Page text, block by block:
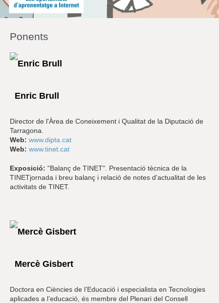
u
Ponents
Enric Brull
Director de l'Àrea de Coneixement i Qualitat de la Diputació de
Tarragona.
Web: www.dipta.cat
Web: www.tinet.cat
Exposició: "Balanç de TINET". Presentació tècnica de la
TINETjornada i breu balanç i relació de notes d'actualitat de les
activitats de TINET.
Mercè Gisbert
Doctora en Ciències de l’Educació i especialista en Tecnologies
aplicades a l’educació, és membre del Plenari del Consell